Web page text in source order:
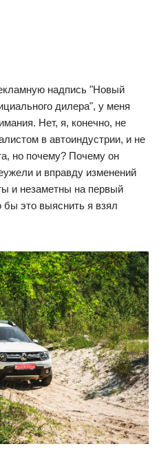
надпись "Новый
дилера", у меня
Нет, я, конечно, не
в автоиндустрии, и не
но почему? Почему он
и вправду изменений
и незаметны на первый
бы это выяснить я взял